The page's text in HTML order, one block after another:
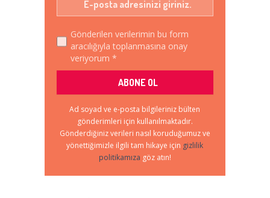
Gönderilen verilerimin bu form
aracılığıyla toplanmasına onay
veriyorum *
Ad soyad ve e-posta bilgileriniz bülten
gönderimleri için kullanılmaktadır.
Gönderdiğiniz verileri nasıl koruduğumuz ve
yönettiğimizle ilgili tam hikaye için gizlilik
politikamıza göz atın!